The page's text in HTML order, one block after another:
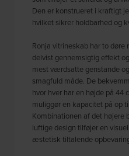
Den er konstrueret i kraftigt
hvilket sikrer holdbarhed og
Ronja vitrineskab har to døre
delvist gennemsigtig effekt
mest værdsatte genstande
smagfuld måde. De
hvor hver har en højde på 44
muliggør en kapacitet på op
Kombinationen af det højere
luftige design tilføjer en
æstetisk tiltalende